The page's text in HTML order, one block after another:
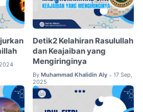
Detik2 Kelahiran Rasulullah
dan Keajaiban yang
Mengiringinya
By Muhammad Khalidin Aly • 17 Sep,
2025